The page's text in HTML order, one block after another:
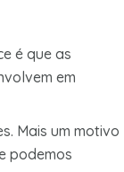
é que as
em
Mais um motivo
podemos